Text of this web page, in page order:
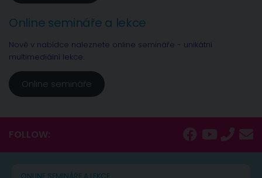
Online semináře a lekce
Nově v nabídce naleznete online semináře - unikátní
multimediální lekce.
Online semináře
FOLLOW: